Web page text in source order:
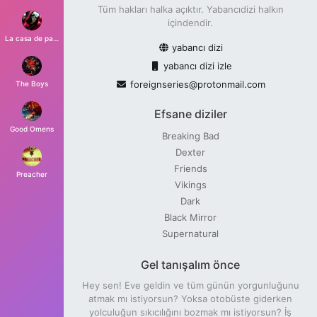
La casa de papel
The Boys
Good Omens
Preacher
Tüm hakları halka açıktır. Yabancıdizi halkın
içindendir.
yabancı dizi
yabancı dizi izle
foreignseries@protonmail.com
Efsane diziler
Breaking Bad
Dexter
Friends
Vikings
Dark
Black Mirror
Supernatural
Gel tanışalım önce
Hey sen! Eve geldin ve tüm günün yorgunluğunu
atmak mı istiyorsun? Yoksa otobüste giderken
yolculuğun sıkıcılığını bozmak mı istiyorsun? İş